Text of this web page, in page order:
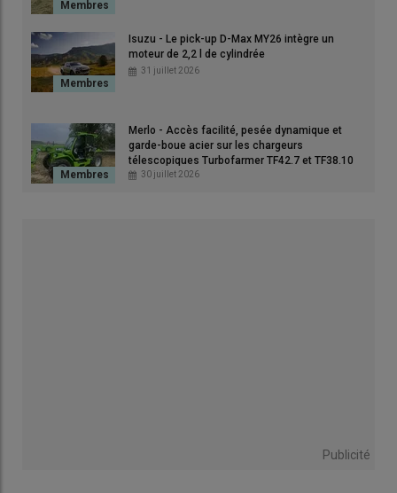
Isuzu - Le pick-up D-Max MY26 intègre un
moteur de 2,2 l de cylindrée
31 juillet 2026
Merlo - Accès facilité, pesée dynamique et
garde-boue acier sur les chargeurs
télescopiques Turbofarmer TF42.7 et TF38.10
30 juillet 2026
Publicité